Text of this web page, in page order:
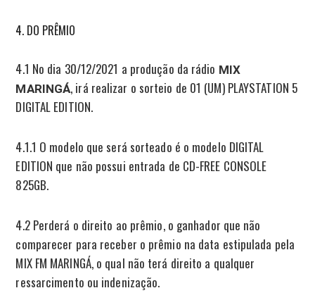
DO PRÊMIO
4.1 No dia 30/12/2021 a produção da rádio MIX
MARINGÁ, irá realizar o sorteio de 01 (UM) PLAYSTATION 5
DIGITAL EDITION.
4.1.1 O modelo que será sorteado é o modelo DIGITAL
EDITION que não possui entrada de CD-FREE CONSOLE
825GB.
4.2 Perderá o direito ao prêmio, o ganhador que não
comparecer para receber o prêmio na data estipulada pela
MIX FM MARINGÁ, o qual não terá direito a qualquer
ressarcimento ou indenização.